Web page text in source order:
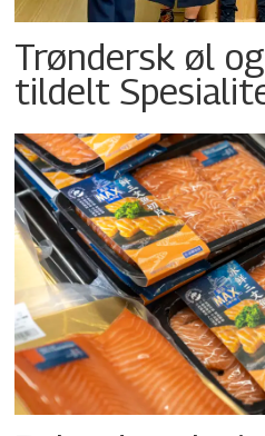
Trøndersk øl
tildelt